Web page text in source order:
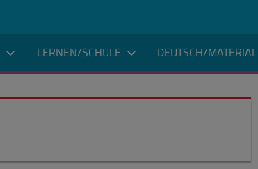
LERNEN/SCHULE DEUTSCH/MATERIAL